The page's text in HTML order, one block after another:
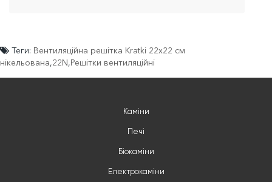
Теги: Вентиляційна решітка Kratki 22x22 см
нікельована,22N,Решітки вентиляційні
Каміни
Печі
Біокаміни
Електрокаміни